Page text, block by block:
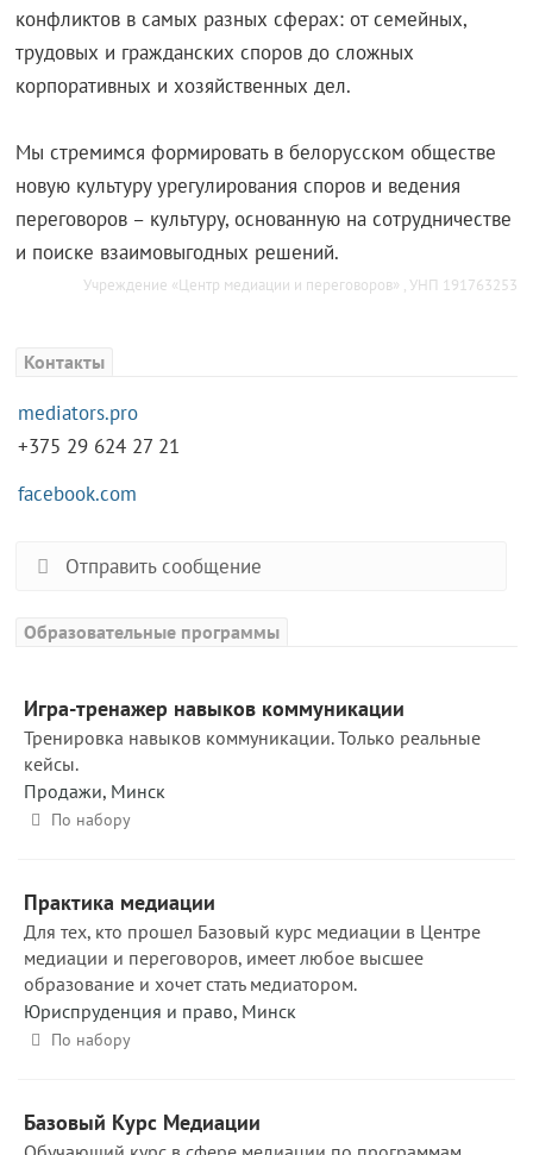
конфликтов в самых разных сферах: от семейных,
трудовых и гражданских споров до сложных
корпоративных и хозяйственных дел.
Мы стремимся формировать в белорусском обществе
новую культуру урегулирования споров и ведения
переговоров – культуру, основанную на сотрудничестве
и поиске взаимовыгодных решений.
Учреждение «Центр медиации и переговоров» , УНП 191763253
Контакты
mediators.pro
+375 29 624 27 21
facebook.com
Отправить сообщение
Образовательные программы
Игра-тренажер навыков коммуникации
Тренировка навыков коммуникации. Только реальные
кейсы.
Продажи, Минск
По набору
Практика медиации
Для тех, кто прошел Базовый курс медиации в Центре
медиации и переговоров, имеет любое высшее
образование и хочет стать медиатором.
Юриспруденция и право, Минск
По набору
Базовый Курс Медиации